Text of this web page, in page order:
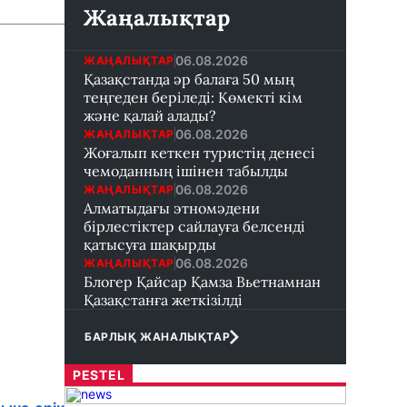
Жаңалықтар
ЖАҢАЛЫҚТАР 06.08.2026
Қазақстанда әр балаға 50 мың
теңгеден беріледі: Көмекті кім
және қалай алады?
ЖАҢАЛЫҚТАР 06.08.2026
Жоғалып кеткен туристің денесі
чемоданның ішінен табылды
ЖАҢАЛЫҚТАР 06.08.2026
Алматыдағы этномәдени
бірлестіктер сайлауға белсенді
қатысуға шақырды
ЖАҢАЛЫҚТАР 06.08.2026
Блогер Қайсар Қамза Вьетнамнан
Қазақстанға жеткізілді
БАРЛЫҚ ЖАНАЛЫҚТАР
PESTEL